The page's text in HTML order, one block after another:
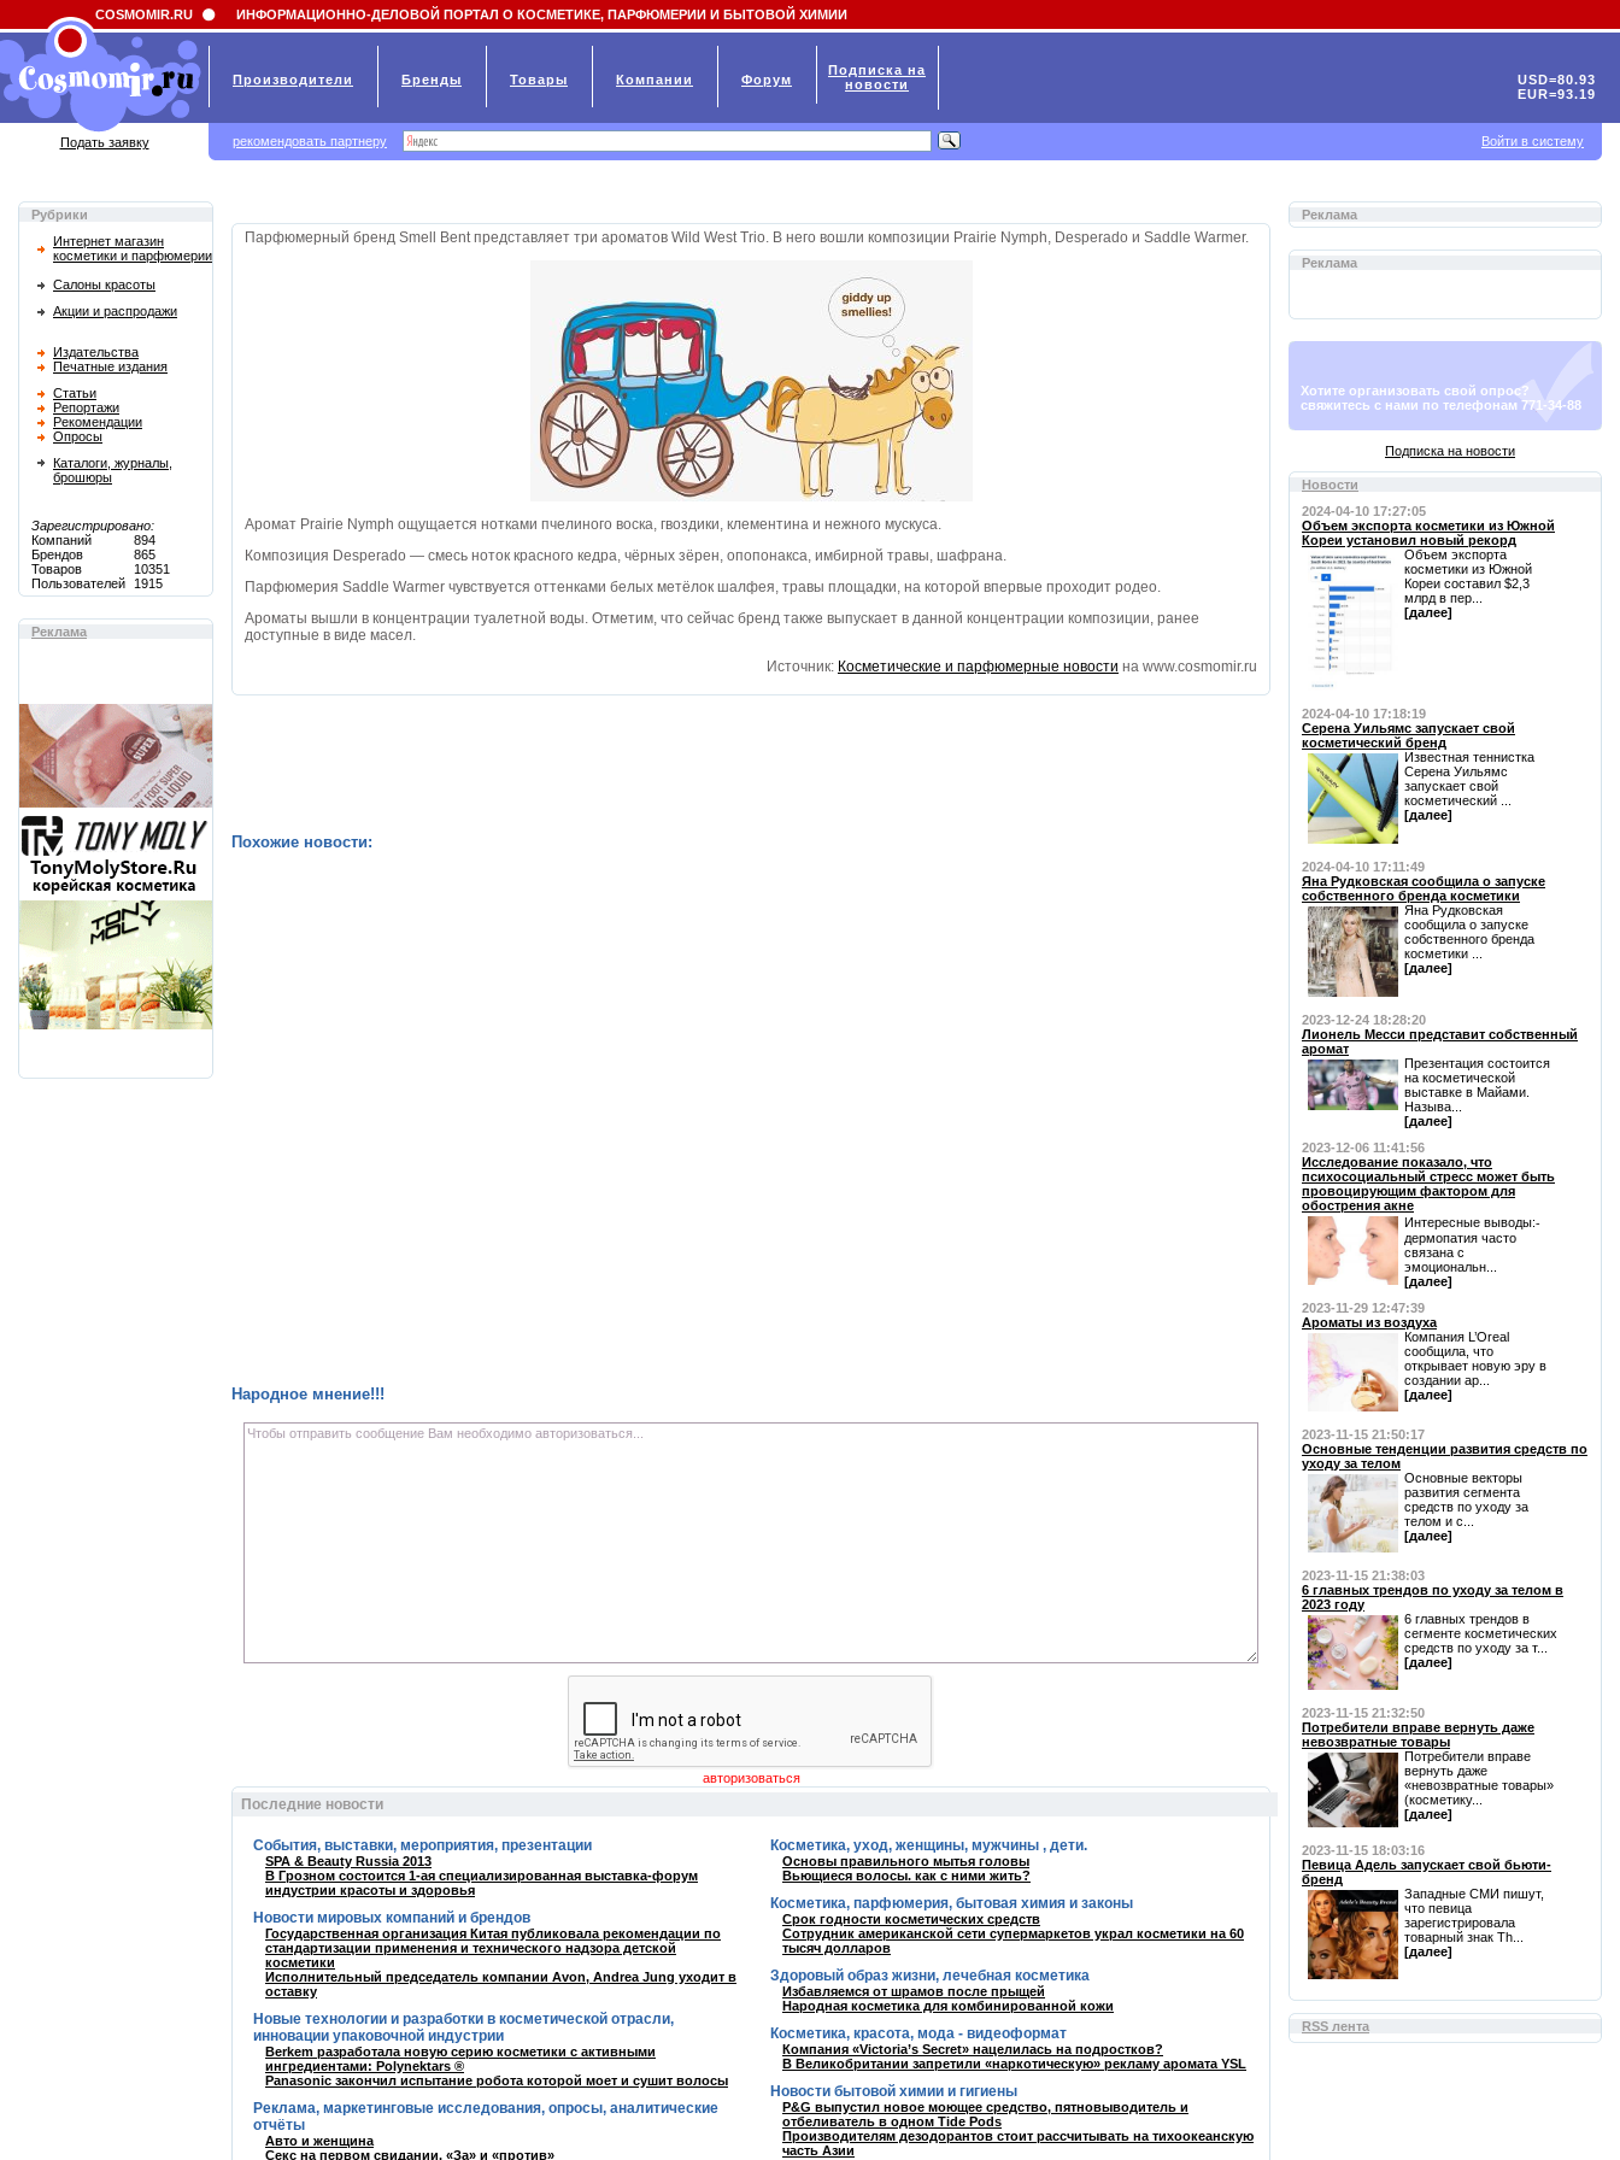
Field 'news_title' doesn't have a default value
Рубрики
Интернет магазин
косметики и парфюмерии
Салоны красоты
Акции и распродажи
Издательства
Печатные издания
Статьи
Репортажи
Рекомендации
Опросы
Каталоги, журналы,
брошюры
Зарегистрировано:
Компаний
894
Брендов
865
Товаров
10351
Пользователей
1915
Реклама
Парфюмерный бренд Smell Bent представляет три ароматов Wild West Trio. В него вошли композиции Prairie Nymph, Desperado и Saddle Warmer.
Аромат Prairie Nymph ощущается нотками пчелиного воска, гвоздики, клементина и нежного мускуса.
Композиция Desperado — смесь ноток красного кедра, чёрных зёрен, опопонакса, имбирной травы, шафрана.
Парфюмерия Saddle Warmer чувствуется оттенками белых метёлок шалфея, травы площадки, на которой впервые проходит родео.
Ароматы вышли в концентрации туалетной воды. Отметим, что сейчас бренд также выпускает в данной концентрации композиции, ранее
доступные в виде масел.
Источник: Косметические и парфюмерные новости на www.cosmomir.ru
Похожие новости:
Народное мнение!!!
Последние новости
События, выставки, мероприятия, презентации
SPA & Beauty Russia 2013
В Грозном состоится 1-ая специализированная выставка-форум
индустрии красоты и здоровья
Новости мировых компаний и брендов
Государственная организация Китая публиковала рекомендации по
стандартизации применения и технического надзора детской
косметики
Исполнительный председатель компании Avon, Andrea Jung уходит в
оставку
Новые технологии и разработки в косметической отрасли,
инновации упаковочной индустрии
Berkem разработала новую серию косметики с активными
ингредиентами: Polynektars ®
Panasonic закончил испытание робота которой моет и сушит волосы
Реклама, маркетинговые исследования, опросы, аналитические
отчёты
Авто и женщина
Секс на первом свидании. «За» и «против»
Косметика, уход, женщины, мужчины , дети.
Основы правильного мытья головы
Вьющиеся волосы. как с ними жить?
Косметика, парфюмерия, бытовая химия и законы
Срок годности косметических средств
Сотрудник американской сети супермаркетов украл косметики на 60
тысяч долларов
Здоровый образ жизни, лечебная косметика
Избавляемся от шрамов после прыщей
Народная косметика для комбинированной кожи
Косметика, красота, мода - видеоформат
Компания «Victoria’s Secret» нацелилась на подростков?
В Великобритании запретили «наркотическую» рекламу аромата YSL
Новости бытовой химии и гигиены
P&G выпустил новое моющее средство, пятновыводитель и
отбеливатель в одном Tide Pods
Производителям дезодорантов стоит рассчитывать на тихоокеанскую
часть Азии
Реклама
Реклама
Хотите организовать свой опрос?
свяжитесь с нами по телефонам 771-34-88
Подписка на новости
Новости
2024-04-10 17:27:05
Объем экспорта косметики из Южной
Кореи установил новый рекорд
Объем экспорта
косметики из Южной
Кореи составил $2,3
млрд в пер...
[далее]
2024-04-10 17:18:19
Серена Уильямс запускает свой
косметический бренд
Известная теннистка
Серена Уильямс
запускает свой
косметический ...
[далее]
2024-04-10 17:11:49
Яна Рудковская сообщила о запуске
собственного бренда косметики
Яна Рудковская
сообщила о запуске
собственного бренда
косметики ...
[далее]
2023-12-24 18:28:20
Лионель Месси представит собственный
аромат
Презентация состоится
на косметической
выставке в Майами.
Называ...
[далее]
2023-12-06 11:41:56
Исследование показало, что
психосоциальный стресс может быть
провоцирующим фактором для
обострения акне
Интересные выводы:⁃
дермопатия часто
связана с
эмоциональн...
[далее]
2023-11-29 12:47:39
Ароматы из воздуха
Компания L’Oreal
сообщила, что
открывает новую эру в
создании ар...
[далее]
2023-11-15 21:50:17
Основные тенденции развития средств по
уходу за телом
Основные векторы
развития сегмента
средств по уходу за
телом и с...
[далее]
2023-11-15 21:38:03
6 главных трендов по уходу за телом в
2023 году
6 главных трендов в
сегменте косметических
средств по уходу за т...
[далее]
2023-11-15 21:32:50
Потребители вправе вернуть даже
невозвратные товары
Потребители вправе
вернуть даже
«невозвратные товары»
(косметику...
[далее]
2023-11-15 18:03:16
Певица Адель запускает свой бьюти-
бренд
Западные СМИ пишут,
что певица
зарегистрировала
товарный знак Th...
[далее]
RSS лента
COSMOMIR.RU ИНФОРМАЦИОННО-ДЕЛОВОЙ ПОРТАЛ О КОСМЕТИКЕ, ПАРФЮМЕРИИ И БЫТОВОЙ ХИМИИ
Производители Бренды Товары Компании Форум
Подписка на
новости
USD=80.93
EUR=93.19
Подать заявку рекомендовать партнеру Войти в систему